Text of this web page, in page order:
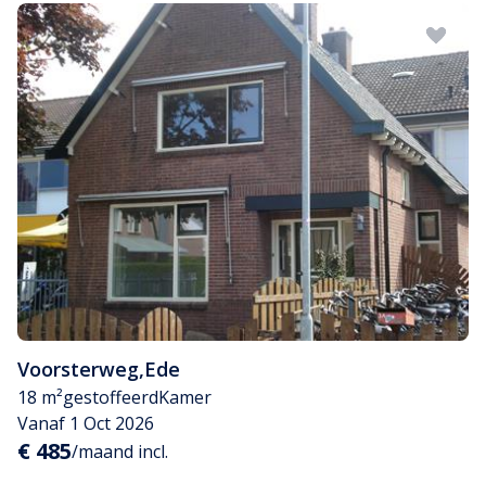
Voorsterweg,Ede
18 m²gestoffeerdKamer
Vanaf 1 Oct 2026
€ 485/maand incl.